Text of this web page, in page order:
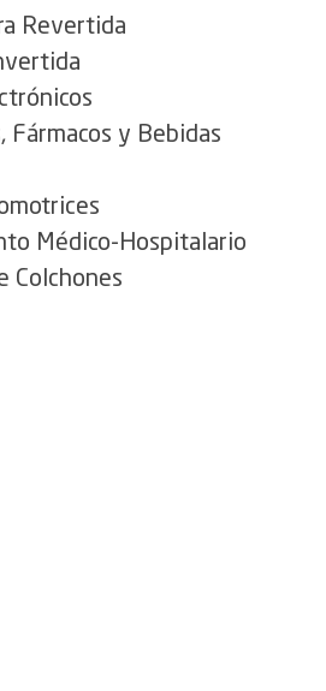
Revertida
Fármacos y Bebidas
Médico-Hospitalario
Colchones